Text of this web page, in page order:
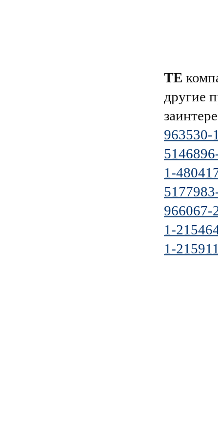
TE
другие
963530-
1-
966067-
1-
1-